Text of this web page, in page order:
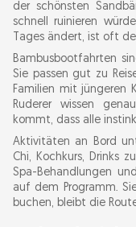
der schönsten
schnell ruinieren
Tages ändert, ist oft
Bambusbootfahrten
Sie passen gut zu
Familien mit jüngeren
Ruderer wissen
kommt, dass alle
Aktivitäten an Bord
Chi, Kochkurs, Drinks
Spa-Behandlungen
auf dem Programm.
buchen, bleibt die